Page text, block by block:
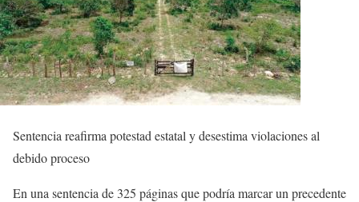
Sentencia reafirma potestad estatal y desestima violaciones al
debido proceso
En una sentencia de 325 páginas que podría marcar un precedente